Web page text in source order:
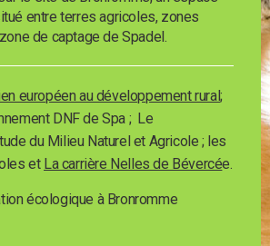
entre terres agricoles, zones
de captage de Spadel.
européen au développement rural;
DNF de Spa ; Le
du Milieu Naturel et Agricole ; les
et La carrière Nelles de Bévercée.
écologique à Bronromme